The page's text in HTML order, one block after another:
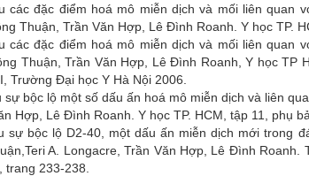
các đặc điểm hoá mô miễn dịch và mối liên quan
Thuận, Trần Văn Hợp, Lê Đình Roanh. Y học TP.
các đặc điểm hoá mô miễn dịch và mối liên quan
Thuận, Trần Văn Hợp, Lê Đình Roanh, Y học TP
Trường Đại học Y Hà Nội 2006.
sự bộc lộ một số dấu ấn hoá mô miễn dịch và liên
Hợp, Lê Đình Roanh. Y học TP. HCM, tập 11, phụ
sự bộc lộ D2-40, một dấu ấn miễn dịch mới trong
A. Longacre, Trần Văn Hợp, Lê Đình
233-238.